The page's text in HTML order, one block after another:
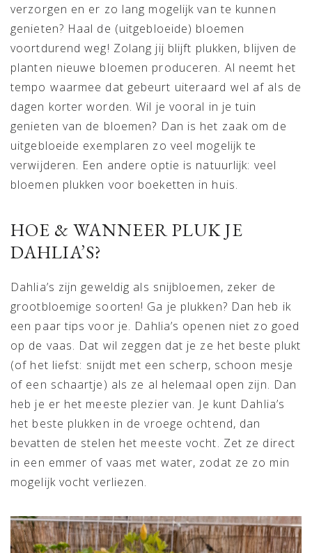
verzorgen en er zo lang mogelijk van te kunnen
genieten? Haal de (uitgebloeide) bloemen
voortdurend weg! Zolang jij blijft plukken, blijven de
planten nieuwe bloemen produceren. Al neemt het
tempo waarmee dat gebeurt uiteraard wel af als de
dagen korter worden. Wil je vooral in je tuin
genieten van de bloemen? Dan is het zaak om de
uitgebloeide exemplaren zo veel mogelijk te
verwijderen. Een andere optie is natuurlijk: veel
bloemen plukken voor boeketten in huis.
HOE & WANNEER PLUK JE
DAHLIA’S?
Dahlia’s zijn geweldig als snijbloemen, zeker de
grootbloemige soorten! Ga je plukken? Dan heb ik
een paar tips voor je. Dahlia’s openen niet zo goed
op de vaas. Dat wil zeggen dat je ze het beste plukt
(of het liefst: snijdt met een scherp, schoon mesje
of een schaartje) als ze al helemaal open zijn. Dan
heb je er het meeste plezier van. Je kunt Dahlia’s
het beste plukken in de vroege ochtend, dan
bevatten de stelen het meeste vocht. Zet ze direct
in een emmer of vaas met water, zodat ze zo min
mogelijk vocht verliezen.